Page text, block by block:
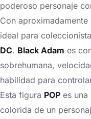
poderoso personaje
Con
ideal para
DC. Black Adam es
sobrehumana,
habilidad para
Esta figura POP es
colorida de un